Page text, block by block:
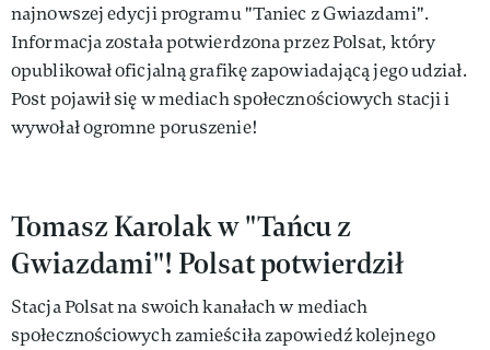
najnowszej edycji programu "Taniec z Gwiazdami".
Informacja została potwierdzona przez Polsat, który
opublikował oficjalną grafikę zapowiadającą jego udział.
Post pojawił się w mediach społecznościowych stacji i
wywołał ogromne poruszenie!
Tomasz Karolak w "Tańcu z
Gwiazdami"! Polsat potwierdził
Stacja Polsat na swoich kanałach w mediach
społecznościowych zamieściła zapowiedź kolejnego